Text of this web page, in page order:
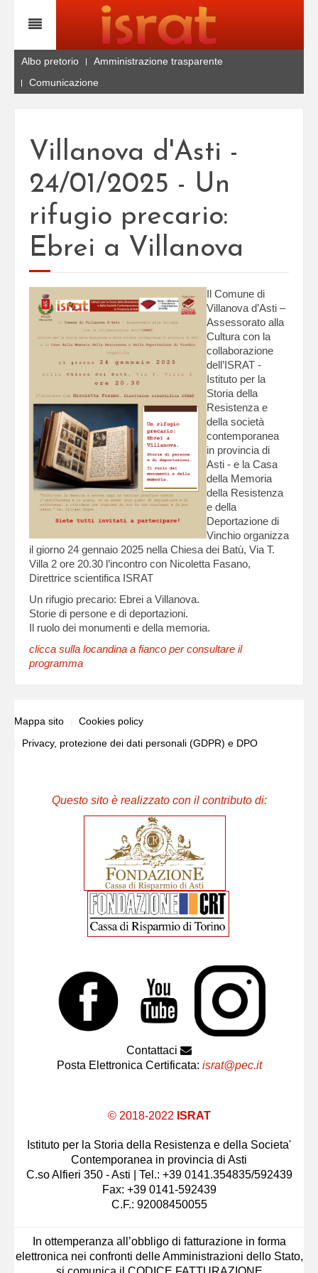
Albo pretorio
Amministrazione trasparente
Comunicazione
Villanova d'Asti -
24/01/2025 - Un
rifugio precario:
Ebrei a Villanova
Il Comune di
Villanova d’Asti –
Assessorato alla
Cultura con la
collaborazione
dell’ISRAT -
Istituto per la
Storia della
Resistenza e
della società
contemporanea
in provincia di
Asti - e la Casa
della Memoria
della Resistenza
e della
Deportazione di
Vinchio organizza
il giorno 24 gennaio 2025 nella Chiesa dei Batù, Via T.
Villa 2 ore 20.30 l’incontro con Nicoletta Fasano,
Direttrice scientifica ISRAT
Un rifugio precario: Ebrei a Villanova.
Storie di persone e di deportazioni.
Il ruolo dei monumenti e della memoria.
clicca sulla locandina a fianco per consultare il
programma
Mappa sito
Cookies policy
Privacy, protezione dei dati personali (GDPR) e DPO
Questo sito è realizzato con il contributo di:
Contattaci
Posta Elettronica Certificata: israt@pec.it
© 2018-2022 ISRAT
Istituto per la Storia della Resistenza e della Societa'
Contemporanea in provincia di Asti
C.so Alfieri 350 - Asti | Tel.: +39 0141.354835/592439
Fax: +39 0141-592439
C.F.: 92008450055
In ottemperanza all’obbligo di fatturazione in forma
elettronica nei confronti delle Amministrazioni dello Stato,